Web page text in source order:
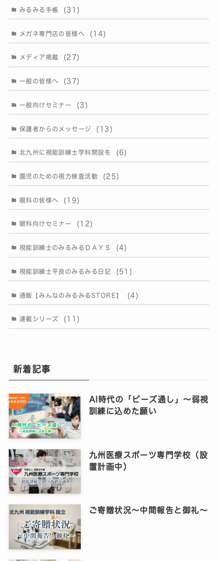
みるみる手帳 (31)
メガネ専門店の皆様へ (14)
メディア掲載 (27)
一般の皆様へ (37)
一般向けセミナー (3)
保護者からのメッセージ (13)
北九州に視能訓練士学科開設を (6)
園児のための視力検査活動 (25)
眼科の皆様へ (19)
眼科向けセミナー (12)
視能訓練士のみるみるＤＡＹＳ (4)
視能訓練士平良のみるみる日記 (51)
通販【みんなのみるみるSTORE】 (4)
連載シリーズ (11)
新着記事
AI時代の「ビーズ通し」〜弱視
訓練に込めた願い
九州医療スポーツ専門学校（設
置計画中）
ご寄贈状況～中間報告と御礼～